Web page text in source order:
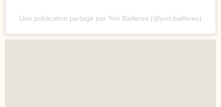
Une publication partage par Yori Bailleres (@yori.bailleres)